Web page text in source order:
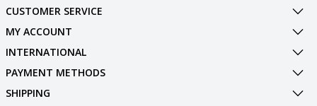
CUSTOMER SERVICE
MY ACCOUNT
INTERNATIONAL
PAYMENT METHODS
SHIPPING